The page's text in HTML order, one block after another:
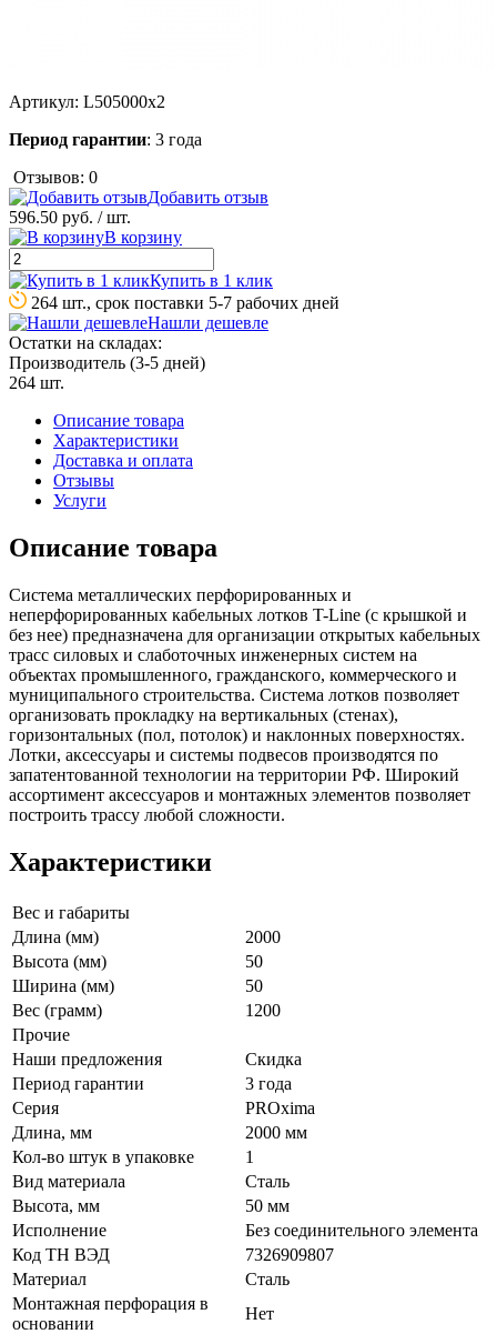
Артикул: L505000x2
Период гарантии: 3 года
Отзывов: 0
Добавить отзыв
596.50 руб. / шт.
В корзину
Купить в 1 клик
264 шт., срок поставки 5-7 рабочих дней
Нашли дешевле
Остатки на складах:
Производитель (3-5 дней)
264 шт.
Описание товара
Характеристики
Доставка и оплата
Отзывы
Услуги
Описание товара
Система металлических перфорированных и
неперфорированных кабельных лотков T-Line (с крышкой и
без нее) предназначена для организации открытых кабельных
трасс силовых и слаботочных инженерных систем на
объектах промышленного, гражданского, коммерческого и
муниципального строительства. Система лотков позволяет
организовать прокладку на вертикальных (стенах),
горизонтальных (пол, потолок) и наклонных поверхностях.
Лотки, аксессуары и системы подвесов производятся по
запатентованной технологии на территории РФ. Широкий
ассортимент аксессуаров и монтажных элементов позволяет
построить трассу любой сложности.
Характеристики
Вес и габариты
Длина (мм)
2000
Высота (мм)
50
Ширина (мм)
50
Вес (грамм)
1200
Прочие
Наши предложения
Скидка
Период гарантии
3 года
Серия
PROxima
Длина, мм
2000 мм
Кол-во штук в упаковке
1
Вид материала
Сталь
Высота, мм
50 мм
Исполнение
Без соединительного элемента
Код ТН ВЭД
7326909807
Материал
Сталь
Монтажная перфорация в
основании
Нет